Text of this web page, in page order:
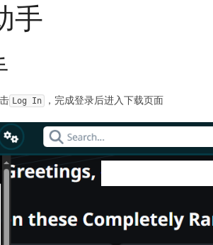
手​
Log In ，完成登录后进入下载页面